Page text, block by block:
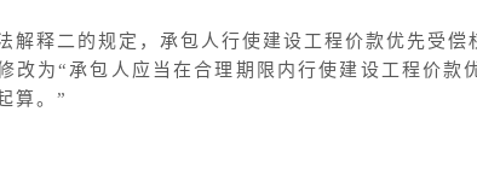
解释二的规定，承包人行使建设工程价款优先受
改为“承包人应当在合理期限内行使建设工程价
算。”